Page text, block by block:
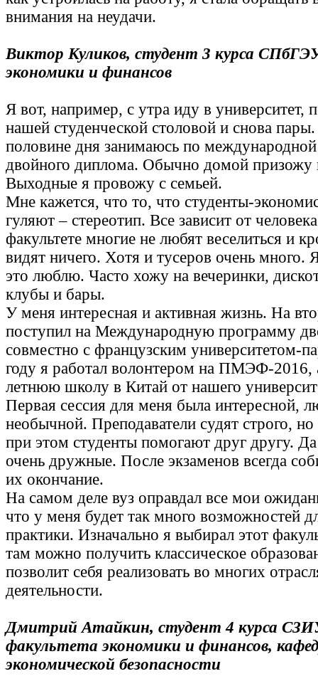
внимания на неудачи.
Виктор Куликов, студент 3 курса
экономики и финансов
Я вот, например, с утра иду в университет,
нашей студенческой столовой и снова
половине дня занимаюсь по
двойного диплома. Обычно домой призожу
Выходные я провожу с семьей.
Мне кажется, что то, что студенты-
гуляют – стереотип. Все зависит от
факультете многие не любят веселиться и
видят ничего. Хотя и тусеров очень много.
это люблю. Часто хожу на вечеринки,
клубы и бары.
У меня интересная и активная жизнь. На
поступил на Международную программу
совместно с французским университетом-
году я работал волонтером на ПМЭФ-2016,
летнюю школу в Китай от нашего
Первая сессия для меня была интересной,
необычной. Преподаватели судят строго,
при этом студенты помогают друг другу.
очень дружные. После экзаменов всегда
их окончание.
На самом деле вуз оправдал все мои
что у меня будет так много возможностей
практики. Изначально я выбирал этот
там можно получить классическое
позволит себя реализовать во многих
деятельности.
Дмитрий Атайкин, студент 4 курса
факультета экономики и финансов,
экономической безопасности